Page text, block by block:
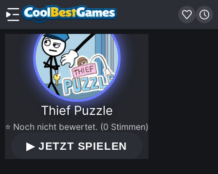
Thief Puzzle
⭐ Noch nicht bewertet. (0 Stimmen)
▶JETZT SPIELEN